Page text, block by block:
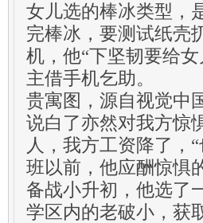
女儿选的棒冰类型，
完棒冰，要测试纸壳
机，他“下坚韧要给
主借手机乞助。
贵寓图，源自视觉中
说白了亦然对我方惊
人，我方工资降了，
班以前，他应酬惊惧
备战小升初，他选了
学区内的老破小，获